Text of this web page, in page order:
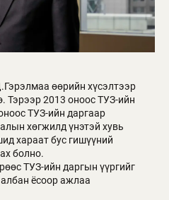
өөрийн хүсэлтээр
Тэрээр 2013 оноос ТУЗ-ийн
ТУЗ-ийн даргаар
хөгжилд үнэтэй хувь
хараат бус гишүүний
болно.
ТУЗ-ийн даргын үүргийг
ёсоор ажлаа